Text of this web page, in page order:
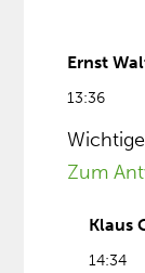
Ernst
13:36
Zum
Klaus
14:34